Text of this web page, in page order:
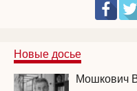
Новые досье
Мошкович